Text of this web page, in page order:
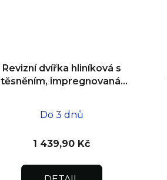
Revizní dvířka hliníková s
těsněním, impregnovaná,
Do 3 dnů
1 439,90 Kč